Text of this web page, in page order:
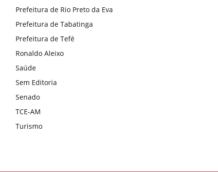
Prefeitura de Rio Preto da Eva
Prefeitura de Tabatinga
Prefeitura de Tefé
Ronaldo Aleixo
Saúde
Sem Editoria
Senado
TCE-AM
Turismo